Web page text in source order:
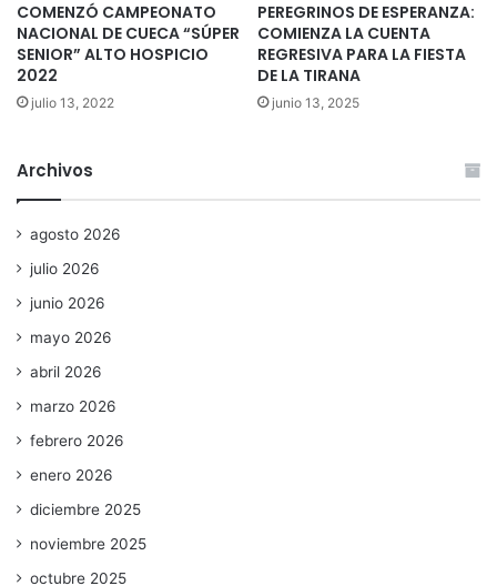
COMENZÓ CAMPEONATO
NACIONAL DE CUECA “SÚPER
SENIOR” ALTO HOSPICIO
2022
julio 13, 2022
PEREGRINOS DE ESPERANZA:
COMIENZA LA CUENTA
REGRESIVA PARA LA FIESTA
DE LA TIRANA
junio 13, 2025
Archivos
agosto 2026
julio 2026
junio 2026
mayo 2026
abril 2026
marzo 2026
febrero 2026
enero 2026
diciembre 2025
noviembre 2025
octubre 2025